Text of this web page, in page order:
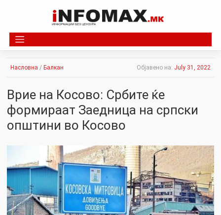
Насловна / Балкан Објавено на: July 31, 2022
Врие на Косово: Србите ќе
формираат Заедница на српски
општини во Косово